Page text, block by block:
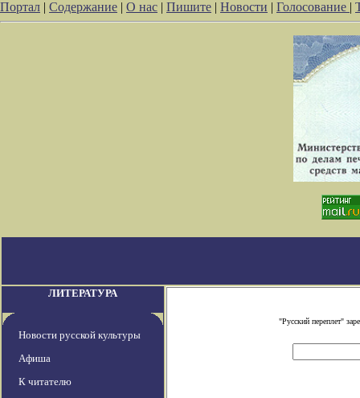
Портал | Содержание | О нас | Пишите | Новости | Голосование |
ЛИТЕРАТУРА
Новости русской культуры
Афиша
К читателю
"Русский переплет"